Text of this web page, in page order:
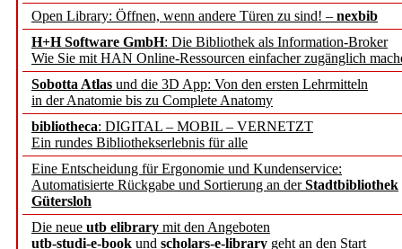
Open Library: Öffnen, wenn andere Türen zu sind! – nexbib
H+H Software GmbH: Die Bibliothek als Information-Broker
Wie Sie mit HAN Online-Ressourcen einfacher zugänglich
Sobotta Atlas und die 3D App: Von den ersten Lehrmitteln
in der Anatomie bis zu Complete Anatomy
bibliotheca: DIGITAL – MOBIL – VERNETZT
Ein rundes Bibliothekserlebnis für alle
Eine Entscheidung für Ergonomie und Kundenservice:
Automatisierte Rückgabe und Sortierung an derStadtbibliothek
Gütersloh
Die neue utb elibrary mit den Angeboten
utb-studi-e-book und scholars-e-library geht an den Start
und die Zeitschrift für
Francke Attempto
EBSCO Information
Recherchefunktionen in
Sorbisches Institut neu
Geschichte und